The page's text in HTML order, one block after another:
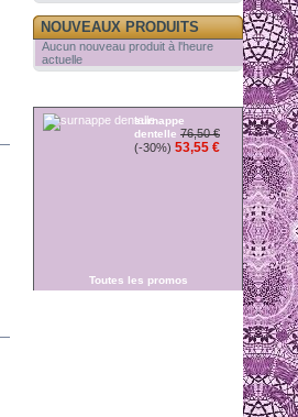
dentelle
NOUVEAUX PRODUITS
Aucun nouveau produit à l'heure
actuelle
surnappe
dentelle76,50 €
(-30%) 53,55 €
Toutes les promos